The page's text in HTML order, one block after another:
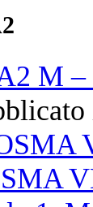
M –